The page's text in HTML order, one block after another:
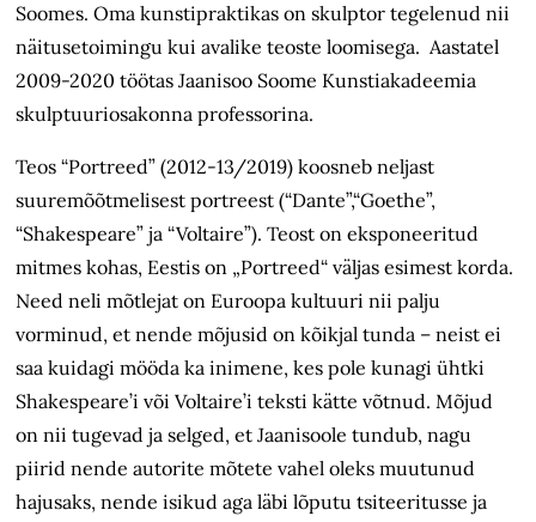
Soomes. Oma kunstipraktikas on skulptor tegelenud nii
näitusetoimingu kui avalike teoste loomisega. Aastatel
2009-2020 töötas Jaanisoo Soome Kunstiakadeemia
skulptuuriosakonna professorina.
Teos “Portreed” (2012-13/2019) koosneb neljast
suuremõõtmelisest portreest (“Dante”,“Goethe”,
“Shakespeare” ja “Voltaire”). Teost on eksponeeritud
mitmes kohas, Eestis on „Portreed“ väljas esimest korda.
Need neli mõtlejat on Euroopa kultuuri nii palju
vorminud, et nende mõjusid on kõikjal tunda – neist ei
saa kuidagi mööda ka inimene, kes pole kunagi ühtki
Shakespeare’i või Voltaire’i teksti kätte võtnud. Mõjud
on nii tugevad ja selged, et Jaanisoole tundub, nagu
piirid nende autorite mõtete vahel oleks muutunud
hajusaks, nende isikud aga läbi lõputu tsiteeritusse ja